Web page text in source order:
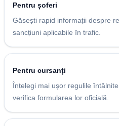
Pentru șoferi
Găsești rapid informații despre
sancțiuni aplicabile în trafic.
Pentru cursanți
Înțelegi mai ușor regulile
verifica formularea lor oficială.